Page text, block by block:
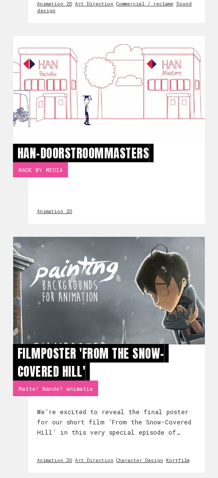
{font-kerning: none} Voor Dutch Relief
Animation 2D Art Direction Commercial / reclame Sound
design
HAN-DOORSTROOMMASTERS
MADE BY MEDIA
Animation 2D
FILMPOSTER 'FROM THE SNOW-
COVERED HILL'
Matte! Nande? animatie
We’re excited to reveal the final poster
for our short film ‘From the Snow-Covered
Hill’ in this very special episode of
Animation 2D Art Direction Character Design Kortfilm